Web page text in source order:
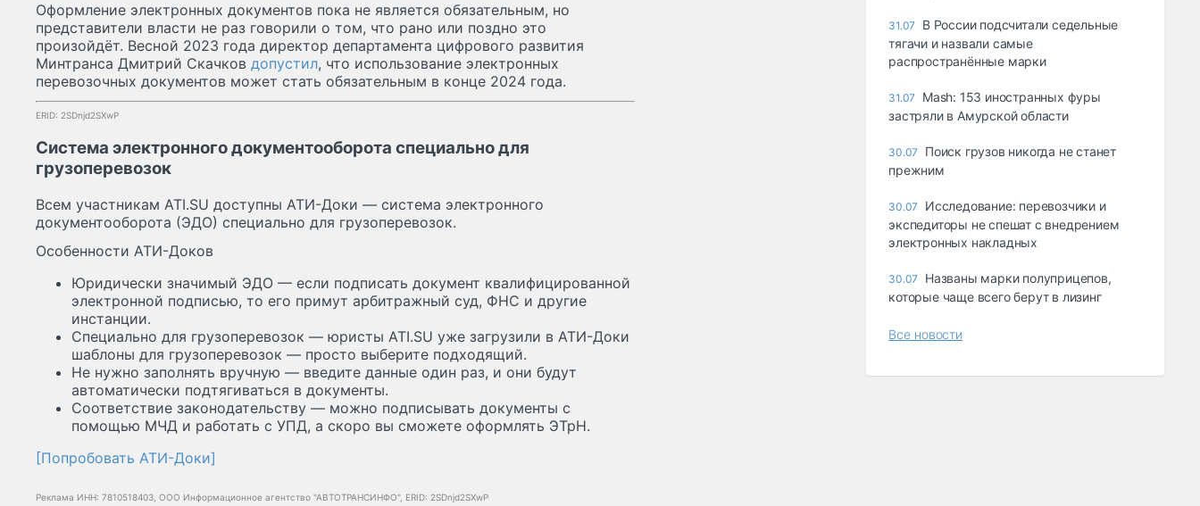
Оформление электронных документов пока не является обязательным, но
представители власти не раз говорили о том, что рано или поздно это
произойдёт. Весной 2023 года директор департамента цифрового развития
Минтранса Дмитрий Скачков допустил, что использование электронных
перевозочных документов может стать обязательным в конце 2024 года.
ERID: 2SDnjd2SXwP
Система электронного документооборота специально для
грузоперевозок
Всем участникам ATI.SU доступны АТИ-Доки — система электронного
документооборота (ЭДО) специально для грузоперевозок.
Особенности АТИ-Доков
Юридически значимый ЭДО — если подписать документ квалифицированной
электронной подписью, то его примут арбитражный суд, ФНС и другие
инстанции.
Специально для грузоперевозок — юристы ATI.SU уже загрузили в АТИ-Доки
шаблоны для грузоперевозок — просто выберите подходящий.
Не нужно заполнять вручную — введите данные один раз, и они будут
автоматически подтягиваться в документы.
Соответствие законодательству — можно подписывать документы с
помощью МЧД и работать с УПД, а скоро вы сможете оформлять ЭТрН.
[Попробовать АТИ-Доки]
Реклама ИНН: 7810518403, ООО Информационное агентство "АВТОТРАНСИНФО", ERID: 2SDnjd2SXwP
31.07
В России подсчитали седельные
тягачи и назвали самые
распространённые марки
31.07
Mash: 153 иностранных фуры
застряли в Амурской области
30.07
Поиск грузов никогда не станет
прежним
30.07
Исследование: перевозчики и
экспедиторы не спешат с внедрением
электронных накладных
30.07
Названы марки полуприцепов,
которые чаще всего берут в лизинг
Все новости